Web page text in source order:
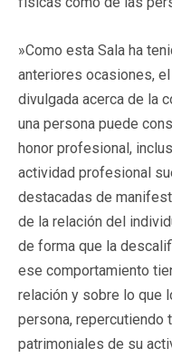
»Como esta Sala ha
anteriores ocasiones,
divulgada acerca de la
una persona puede
honor profesional,
actividad profesional
destacadas de
de la relación del
de forma que la
ese comportamiento
relación y sobre lo que
persona, repercutiendo
patrimoniales de su